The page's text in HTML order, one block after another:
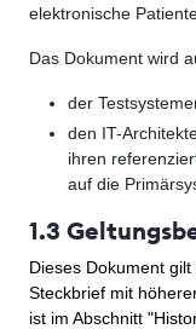
elektronische
Das Dokument wird
der
den IT-
ihren
auf die
1.3
Dieses Dokument
Steckbrief mit
ist im Abschnitt